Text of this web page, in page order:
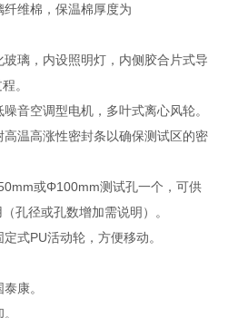
维棉，保温棉厚度为
璃，内设照明灯，内侧胶合片式导
。
音空调型电机，多叶式离心风轮。
温高涨性密封条以确保测试区的密
或Φ100mm测试孔一个，可供
孔径或孔数增加需说明）。
式PU活动轮，方便移动。
康。